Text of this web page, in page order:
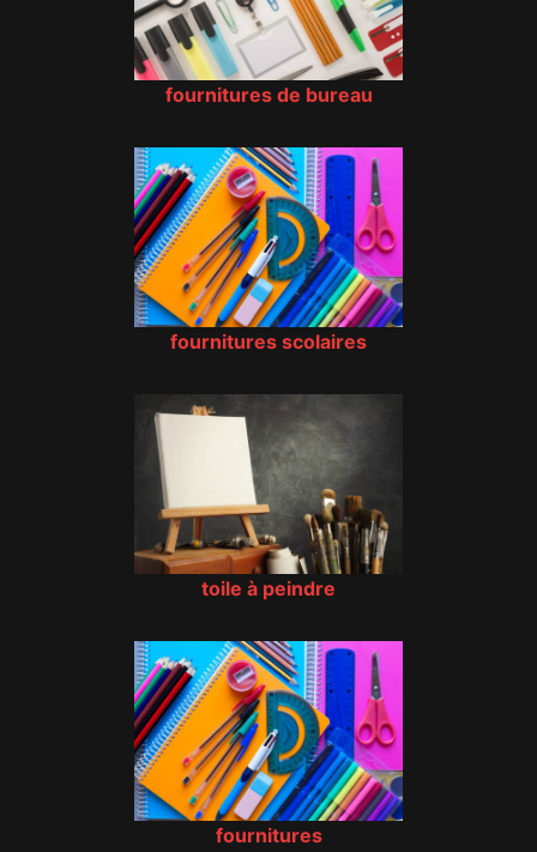
fournitures de bureau
fournitures scolaires
toile à peindre
fournitures